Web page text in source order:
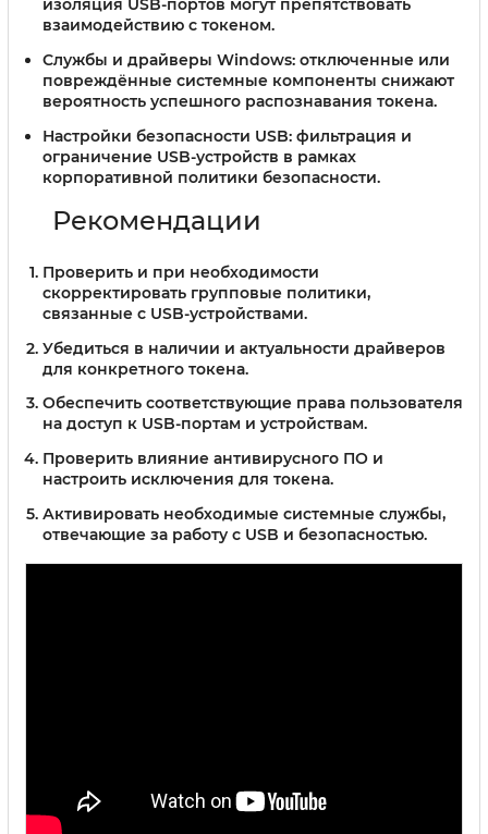
изоляция USB-портов могут препятствовать
взаимодействию с токеном.
Службы и драйверы Windows: отключенные или
повреждённые системные компоненты снижают
вероятность успешного распознавания токена.
Настройки безопасности USB: фильтрация и
ограничение USB-устройств в рамках
корпоративной политики безопасности.
Рекомендации
Проверить и при необходимости
скорректировать групповые политики,
связанные с USB-устройствами.
Убедиться в наличии и актуальности драйверов
для конкретного токена.
Обеспечить соответствующие права пользователя
на доступ к USB-портам и устройствам.
Проверить влияние антивирусного ПО и
настроить исключения для токена.
Активировать необходимые системные службы,
отвечающие за работу с USB и безопасностью.